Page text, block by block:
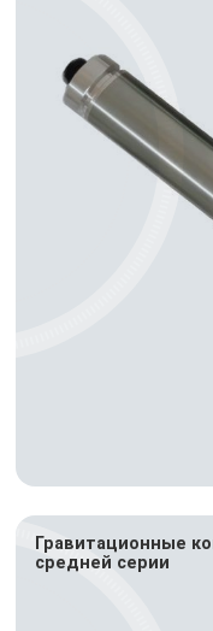
Гравитационные
средней серии